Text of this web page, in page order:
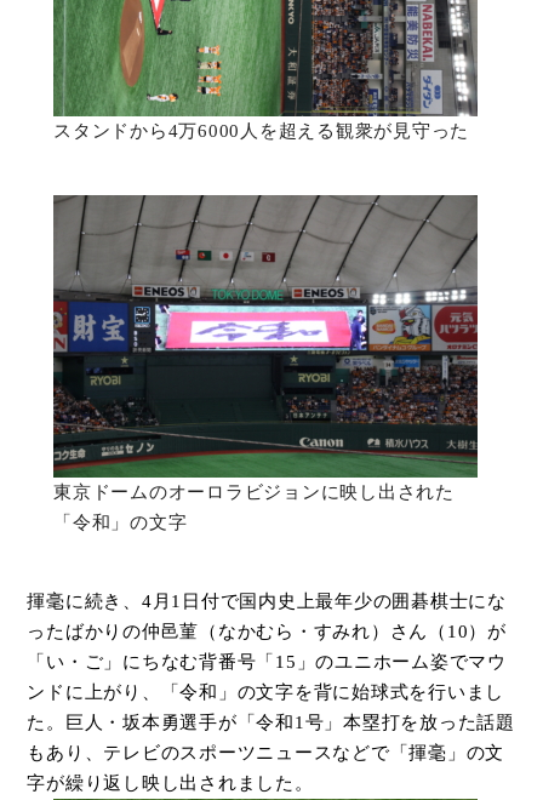
スタンドから4万6000人を超える観衆が見守った
東京ドームのオーロラビジョンに映し出された
「令和」の文字
揮毫に続き、 4月 1 日付で国内史上最年少の囲碁棋士にな
ったばかりの仲邑菫（なかむら・すみれ）さん（ 10）が
「い・ご」にちなむ背番号「 15 」のユニホーム姿でマウ
ンドに上がり、「令和」の文字を背に始球式を行いまし
た。巨人・坂本勇選手が「令和1号」本塁打を放った話題
もあり、テレビのスポーツニュースなどで「揮毫」の文
字が繰り返し映し出されました。